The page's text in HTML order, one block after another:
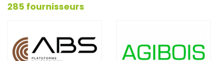
285 fournisseurs